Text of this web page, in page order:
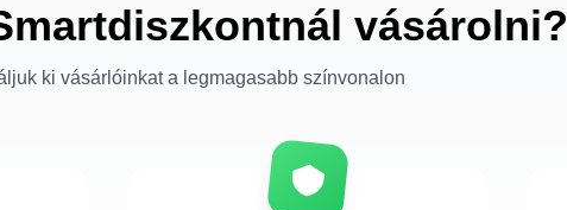
vásárolni?
ki vásárlóinkat a legmagasabb színvonalon